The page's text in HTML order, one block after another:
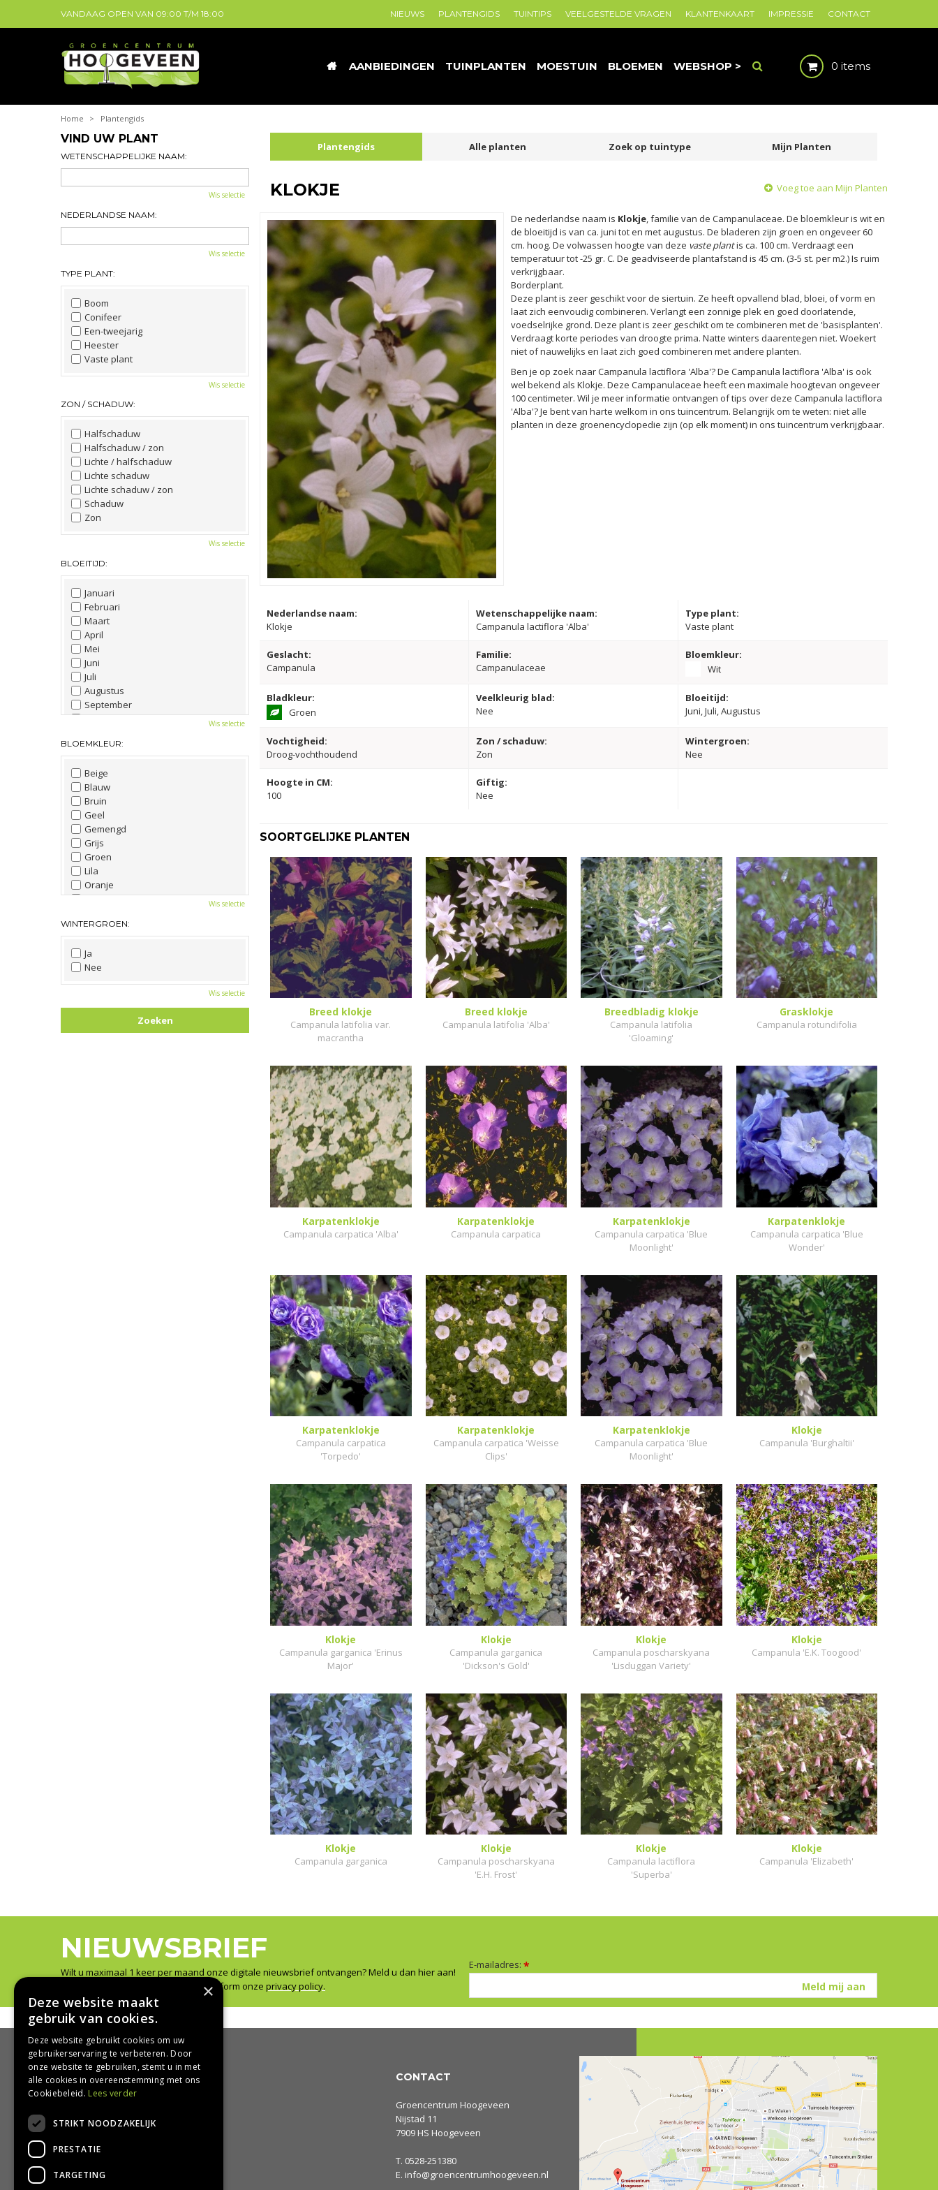
Home > Plantengids
VANDAAG OPEN VAN 09:00 T/M 18:00
AANBIEDINGEN TUINPLANTEN MOESTUIN BLOEMEN WEBSHOP >
NIEUWS PLANTENGIDS TUINTIPS VEELGESTELDE VRAGEN KLANTENKAART IMPRESSIE CONTACT
0 items
Plantengids Alle planten Zoek op tuintype Mijn Planten
KLOKJE Voeg toe aan Mijn Planten
De nederlandse naam is Klokje, familie van de Campanulaceae. De bloemkleur is wit en
de bloeitijd is van ca. juni tot en met augustus. De bladeren zijn groen en ongeveer 60
cm. hoog. De volwassen hoogte van deze vaste plantis ca. 100 cm. Verdraagt een
temperatuur tot -25 gr. C. De geadviseerde plantafstand is 45 cm. (3-5 st. per m2.) Is ruim
verkrijgbaar.
Borderplant.
Deze plant is zeer geschikt voor de siertuin. Ze heeft opvallend blad, bloei, of vorm en
laat zich eenvoudig combineren. Verlangt een zonnige plek en goed doorlatende,
voedselrijke grond. Deze plant is zeer geschikt om te combineren met de 'basisplanten'.
Verdraagt korte periodes van droogte prima. Natte winters daarentegen niet. Woekert
niet of nauwelijks en laat zich goed combineren met andere planten.
Ben je op zoek naar Campanula lactiflora 'Alba'? De Campanula lactiflora 'Alba' is ook
wel bekend als Klokje. Deze Campanulaceae heeft een maximale hoogtevan ongeveer
100 centimeter. Wil je meer informatie ontvangen of tips over deze Campanula lactiflora
'Alba'? Je bent van harte welkom in ons tuincentrum. Belangrijk om te weten: niet alle
planten in deze groenencyclopedie zijn (op elk moment) in ons tuincentrum verkrijgbaar.
Nederlandse naam:
Klokje
Wetenschappelijke naam:
Campanula lactiflora 'Alba'
Type plant:
Vaste plant
Geslacht:
Campanula
Familie:
Campanulaceae
Bloemkleur:
Wit
Bladkleur:
Groen
Veelkleurig blad:
Nee
Bloeitijd:
Juni, Juli, Augustus
Vochtigheid:
Droog-vochthoudend
Zon / schaduw:
Zon
Wintergroen:
Nee
Hoogte in CM:
100
Giftig:
Nee
SOORTGELIJKE PLANTEN
Breed klokje
Campanula latifolia var.
macrantha
Breed klokje
Campanula latifolia 'Alba'
Breedbladig klokje
Campanula latifolia
'Gloaming'
Grasklokje
Campanula rotundifolia
Karpatenklokje
Campanula carpatica 'Alba'
Karpatenklokje
Campanula carpatica
Karpatenklokje
Campanula carpatica 'Blue
Moonlight'
Karpatenklokje
Campanula carpatica 'Blue
Wonder'
Karpatenklokje
Campanula carpatica
'Torpedo'
Karpatenklokje
Campanula carpatica 'Weisse
Clips'
Karpatenklokje
Campanula carpatica 'Blue
Moonlight'
Klokje
Campanula 'Burghaltii'
Klokje
Campanula garganica 'Erinus
Major'
Klokje
Campanula garganica
'Dickson's Gold'
Klokje
Campanula poscharskyana
'Lisduggan Variety'
Klokje
Campanula 'E.K. Toogood'
Klokje
Campanula garganica
Klokje
Campanula poscharskyana
'E.H. Frost'
Klokje
Campanula lactiflora
'Superba'
Klokje
Campanula 'Elizabeth'
VIND UW PLANT
WETENSCHAPPELIJKE NAAM:
Wis selectie
NEDERLANDSE NAAM:
Wis selectie
TYPE PLANT:
Boom
Conifeer
Een-tweejarig
Heester
Vaste plant
Wis selectie
ZON / SCHADUW:
Halfschaduw
Halfschaduw / zon
Lichte / halfschaduw
Lichte schaduw
Lichte schaduw / zon
Schaduw
Zon
Wis selectie
BLOEITIJD:
Januari
Februari
Maart
April
Mei
Juni
Juli
Augustus
September
Oktober
December
Wis selectie
BLOEMKLEUR:
Beige
Blauw
Bruin
Geel
Gemengd
Grijs
Groen
Lila
Oranje
Paars
Roze
Wit
Zwart
Wis selectie
WINTERGROEN:
Ja
Nee
Wis selectie
NIEUWSBRIEF
Wilt u maximaal 1 keer per maand onze digitale nieuwsbrief ontvangen? Meld u dan hier aan!
Wij slaan uw gegevens secuur op conform onze privacy policy.
E-mailadres: *
HANDIG
Bezorgen en afhalen
Algemene voorwaarden
Privacy statement
CONTACT
Groencentrum Hoogeveen
Nijstad 11
7909 HS Hoogeveen
T. 0528-251380
E. info@groencentrumhoogeveen.nl
×
Deze website maakt
gebruik van cookies.
Deze website gebruikt cookies om uw
gebruikerservaring te verbeteren. Door
onze website te gebruiken, stemt u in met
alle cookies in overeenstemming met ons
Cookiebeleid. Lees verder
STRIKT NOODZAKELIJK
PRESTATIE
TARGETING